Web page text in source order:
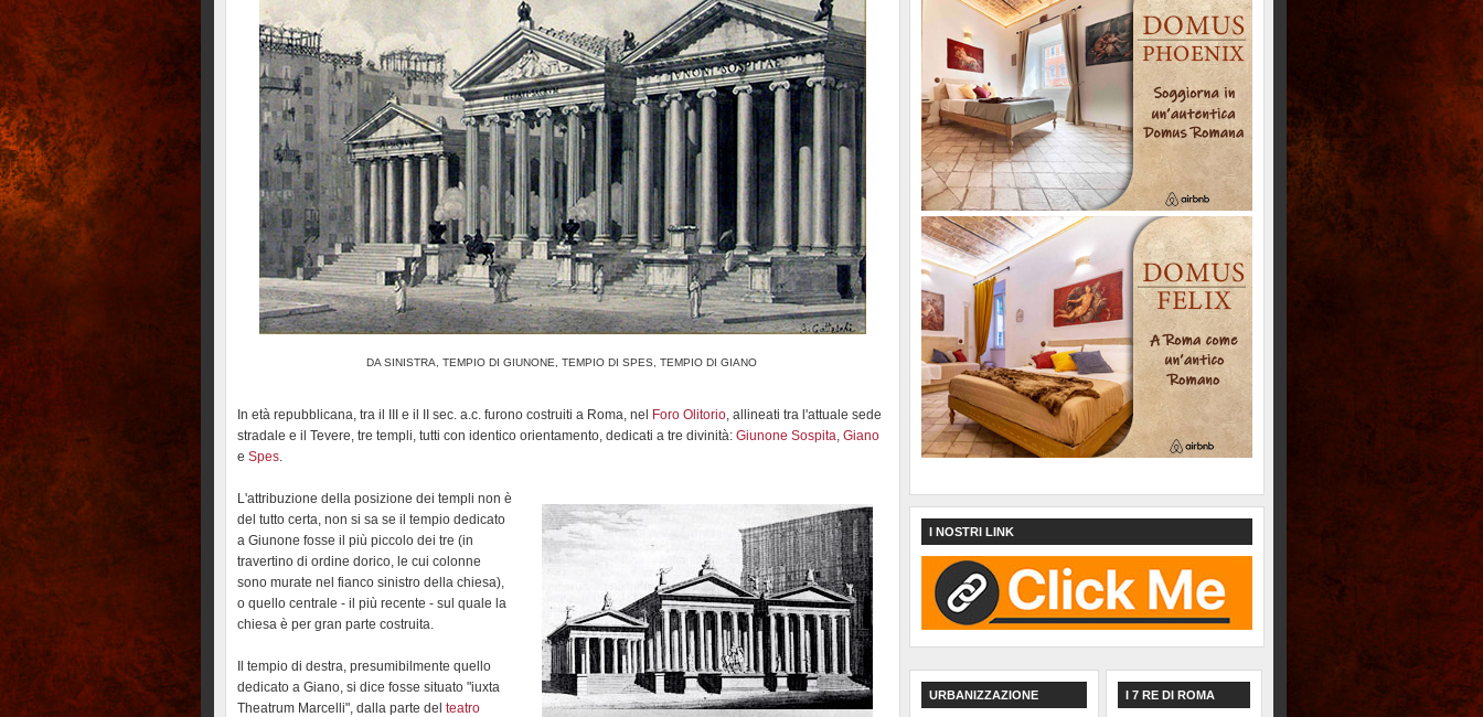
DA SINISTRA, TEMPIO DI GIUNONE, TEMPIO DI SPES, TEMPIO DI GIANO
In età repubblicana, tra il III e il II sec. a.c. furono costruiti a Roma, nel Foro Olitorio, allineati tra l'attuale sede
stradale e il Tevere, tre templi, tutti con identico orientamento, dedicati a tre divinità: Giunone Sospita, Giano
e Spes.
L'attribuzione della posizione dei templi non è
del tutto certa, non si sa se il tempio dedicato
a Giunone fosse il più piccolo dei tre (in
travertino di ordine dorico, le cui colonne
sono murate nel fianco sinistro della chiesa),
o quello centrale - il più recente - sul quale la
chiesa è per gran parte costruita.
Il tempio di destra, presumibilmente quello
dedicato a Giano, si dice fosse situato "iuxta
Theatrum Marcelli", dalla parte del teatro
I NOSTRI LINK
URBANIZZAZIONE I 7 RE DI ROMA